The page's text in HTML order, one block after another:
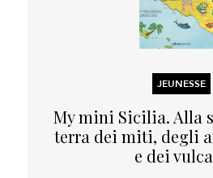
JEUNESSE
My mini Sicilia. Alla
terra dei miti, degli
e dei